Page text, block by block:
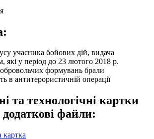
учасника бойових дій, видача
які у період до 23 лютого 2018 р.
формувань брали
в антитерористичній операції
та технологічні картки
додаткові файли:
картка